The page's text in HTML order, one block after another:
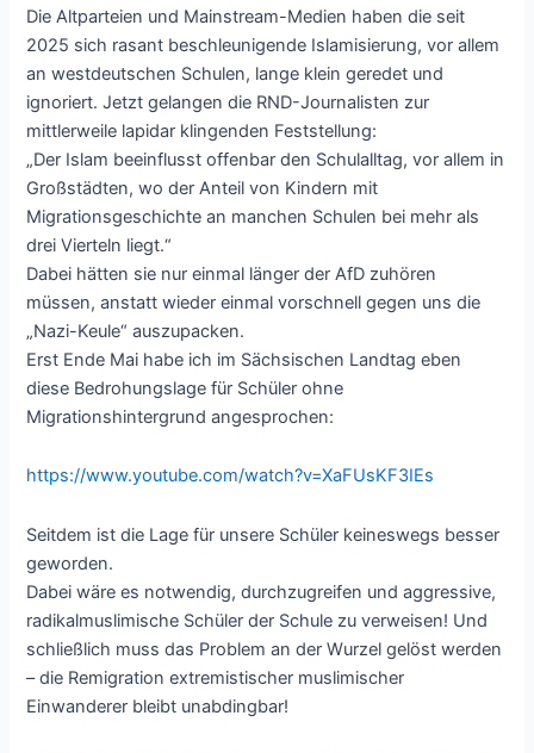
Die Altparteien und Mainstream-Medien haben die seit
2025 sich rasant beschleunigende Islamisierung, vor allem
an westdeutschen Schulen, lange klein geredet und
ignoriert. Jetzt gelangen die RND-Journalisten zur
mittlerweile lapidar klingenden Feststellung:
„Der Islam beeinflusst offenbar den Schulalltag, vor allem in
Großstädten, wo der Anteil von Kindern mit
Migrationsgeschichte an manchen Schulen bei mehr als
drei Vierteln liegt.“
Dabei hätten sie nur einmal länger der AfD zuhören
müssen, anstatt wieder einmal vorschnell gegen uns die
„Nazi-Keule“ auszupacken.
Erst Ende Mai habe ich im Sächsischen Landtag eben
diese Bedrohungslage für Schüler ohne
Migrationshintergrund angesprochen:
https://www.youtube.com/watch?v=XaFUsKF3IEs
Seitdem ist die Lage für unsere Schüler keineswegs besser
geworden.
Dabei wäre es notwendig, durchzugreifen und aggressive,
radikalmuslimische Schüler der Schule zu verweisen! Und
schließlich muss das Problem an der Wurzel gelöst werden
– die Remigration extremistischer muslimischer
Einwanderer bleibt unabdingbar!